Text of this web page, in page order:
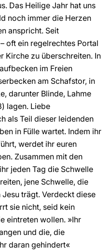
Das Heilige Jahr hat uns
noch immer die Herzen
anspricht. Seit
oft ein regelrechtes Portal
Kirche zu überschreiten. In
im Freien
am Schafstor, in
darunter Blinde, Lahme
lagen. Liebe
als Teil dieser leidenden
in Fülle wartet. Indem ihr
werdet ihr euren
Zusammen mit den
jeden Tag die Schwelle
jene Schwelle, die
trägt. Verdeckt diese
sie nicht, seid kein
eintreten wollen. »Ihr
und die, die
daran gehindert«